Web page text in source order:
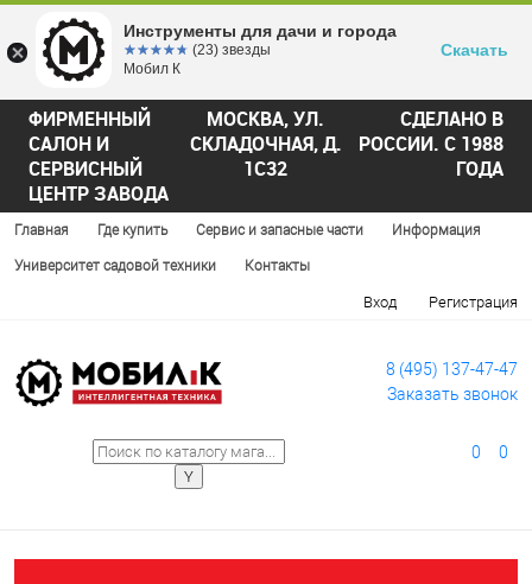
ФИРМЕННЫЙ
САЛОН И
СЕРВИСНЫЙ
ЦЕНТР ЗАВОДА
МОСКВА, УЛ.
СКЛАДОЧНАЯ, Д.
1С32
СДЕЛАНО В
РОССИИ. С 1988
ГОДА
Главная Где купить Сервис и запасные части Информация
Университет садовой техники Контакты
Вход Регистрация
8 (495) 137-47-47
Заказать звонок
0 0
Инструменты для дачи и города
☆☆☆☆☆
★★★★★ (23) звезды
Мобил К
Скачать